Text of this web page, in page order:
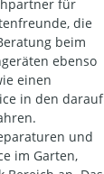
für
die
beim
ebenso
einen
in den darauf
und
im Garten,